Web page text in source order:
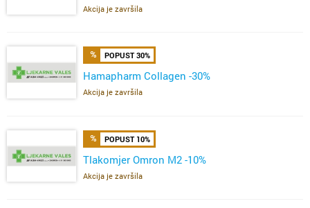
Akcija je završila
POPUST 30%
Hamapharm Collagen -30%
Akcija je završila
POPUST 10%
Tlakomjer Omron M2 -10%
Akcija je završila